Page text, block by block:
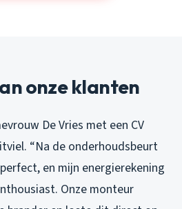
onze klanten
De Vries met een CV
“Na de onderhoudsbeurt
en mijn energierekening
Onze monteur